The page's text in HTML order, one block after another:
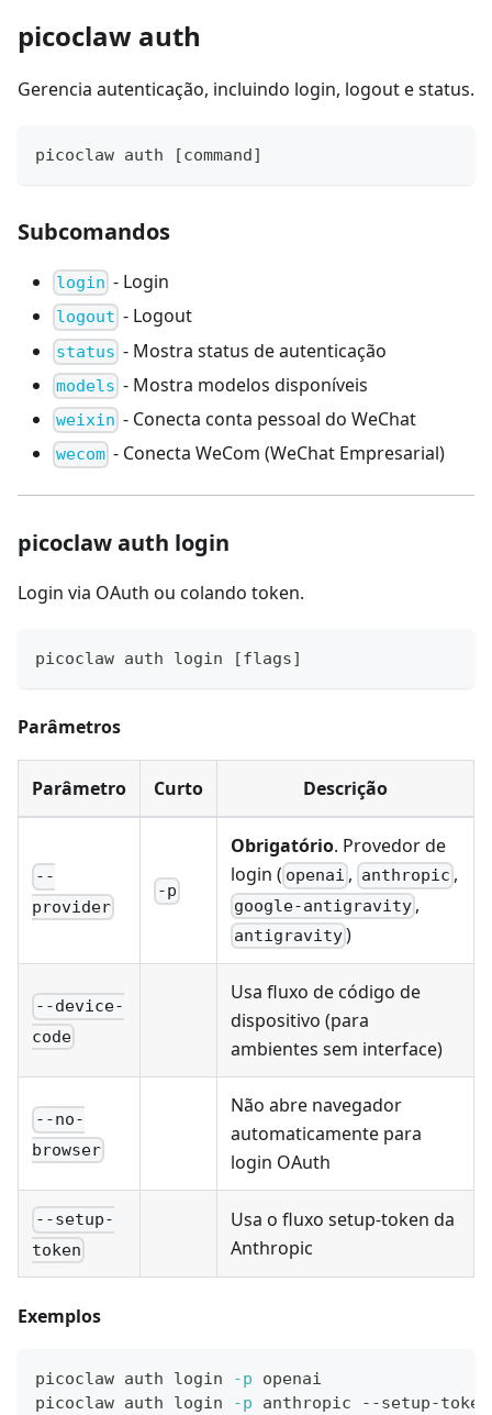
picoclaw auth
Gerencia autenticação, incluindo login, logout e status.
picoclaw auth [command]
Subcomandos
login - Login
logout - Logout
status - Mostra status de autenticação
models - Mostra modelos disponíveis
weixin - Conecta conta pessoal do WeChat
wecom - Conecta WeCom (WeChat Empresarial)
picoclaw auth login
Login via OAuth ou colando token.
picoclaw auth login [flags]
Parâmetros
Parâmetro Curto Descrição
--
provider
-p
Obrigatório. Provedor de
login ( openai , anthropic ,
google-antigravity ,
antigravity)
--device-
code
Usa fluxo de código de
dispositivo (para
ambientes sem interface)
--no-
browser
Não abre navegador
automaticamente para
login OAuth
--setup-
token
Usa o fluxo setup-token da
Anthropic
Exemplos
picoclaw auth login -p openai
picoclaw auth login
-p anthropic --setup-token